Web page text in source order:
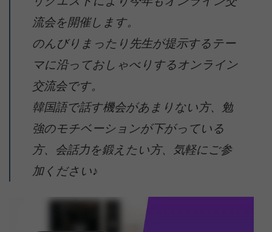
流会を開催します。
のんびりまったり先生が提示するテー
マに沿っておしゃべりするオンライン
交流会です。
韓国語で話す機会があまりない方、勉
強のモチベーションが下がっている
方、会話力を鍛えたい方、気軽にご参
加ください♪